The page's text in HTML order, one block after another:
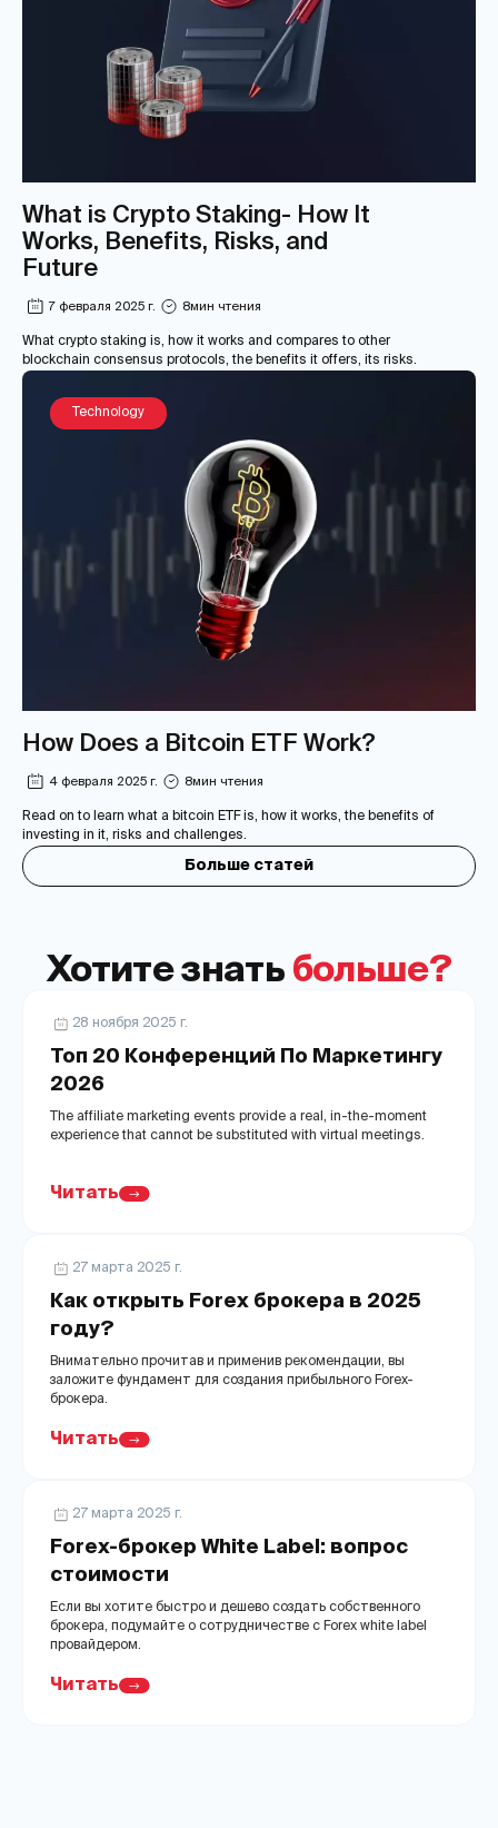
7 февраля 2025 г. 8мин чтения
What is Crypto Staking- How It
Works, Benefits, Risks, and
Future
What crypto staking is, how it works and compares to other
blockchain consensus protocols, the benefits it offers, its risks.
Technology
4 февраля 2025 г. 8мин чтения
How Does a Bitcoin ETF Work?
Read on to learn what a bitcoin ETF is, how it works, the benefits of
investing in it, risks and challenges.
Больше статей
Хотите знать больше?
28 ноября 2025 г.
Топ 20 Конференций По Маркетингу
2026
The affiliate marketing events provide a real, in-the-moment
experience that cannot be substituted with virtual meetings.
Читать
27 марта 2025 г.
Как открыть Forex брокера в 2025
году?
Внимательно прочитав и применив рекомендации, вы
заложите фундамент для создания прибыльного Forex-
брокера.
Читать
27 марта 2025 г.
Forex-брокер White Label: вопрос
стоимости
Если вы хотите быстро и дешево создать собственного
брокера, подумайте о сотрудничестве с Forex white label
провайдером.
Читать